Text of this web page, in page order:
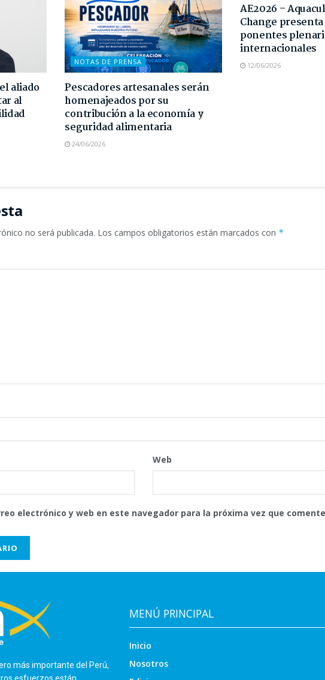
aliado
al
NOTAS DE PRENSA
Pescadores artesanales serán
homenajeados por su
contribución a la economía y
seguridad alimentaria
24/06/2026
AE2026 –
Change presenta
ponentes
internacionales
12/06/2026
no será publicada. Los campos obligatorios están marcados con *
Web
electrónico y web en este navegador para la próxima vez que
más importante del Perú,
MENÚ PRINCIPAL
Inicio
Nosotros